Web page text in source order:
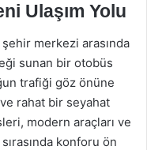
Ulaşım Yolu
merkezi arasında
sunan bir otobüs
trafiği göz önüne
ve rahat bir seyahat
modern araçları ve
konforu ön